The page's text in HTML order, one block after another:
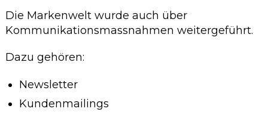
Die Markenwelt wurde auch über
Kommunikationsmassnahmen weitergeführt.
Dazu gehören:
Newsletter
Kundenmailings